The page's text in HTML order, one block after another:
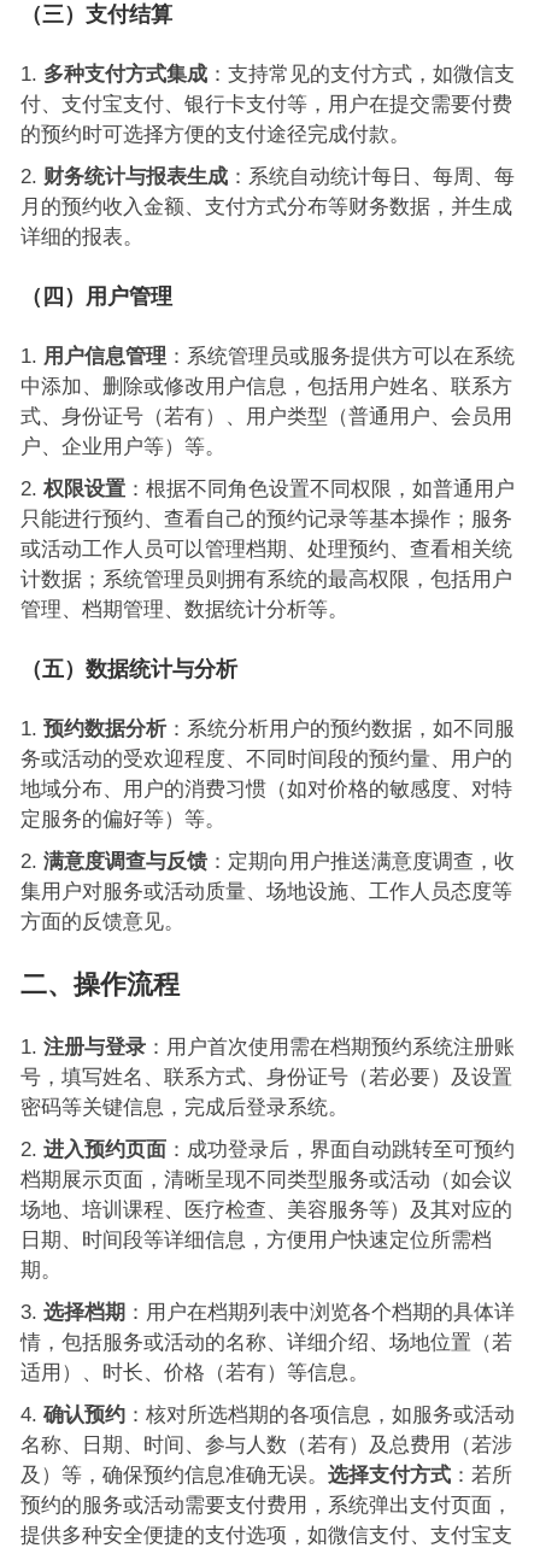
（三）支付结算
多种支付方式集成：支持常见的支付方式，如微信支
付、支付宝支付、银行卡支付等，用户在提交需要付费
的预约时可选择方便的支付途径完成付款。
财务统计与报表生成：系统自动统计每日、每周、每
月的预约收入金额、支付方式分布等财务数据，并生成
详细的报表。
（四）用户管理
用户信息管理 ：系统管理员或服务提供方可以在系统
中添加、删除或修改用户信息，包括用户姓名、联系方
式、身份证号（若有）、用户类型（普通用户、会员用
户、企业用户等）等。
权限设置：根据不同角色设置不同权限，如普通用户
只能进行预约、查看自己的预约记录等基本操作；服务
或活动工作人员可以管理档期、处理预约、查看相关统
计数据；系统管理员则拥有系统的最高权限，包括用户
管理、档期管理、数据统计分析等。
（五）数据统计与分析
预约数据分析：系统分析用户的预约数据，如不同服
务或活动的受欢迎程度、不同时间段的预约量、用户的
地域分布、用户的消费习惯（如对价格的敏感度、对特
定服务的偏好等）等。
满意度调查与反馈：定期向用户推送满意度调查，收
集用户对服务或活动质量、场地设施、工作人员态度等
方面的反馈意见。
二、操作流程
注册与登录：用户首次使用需在档期预约系统注册账
号，填写姓名、联系方式、身份证号（若必要）及设置
密码等关键信息，完成后登录系统。
进入预约页面 ：成功登录后，界面自动跳转至可预约
档期展示页面，清晰呈现不同类型服务或活动（如会议
场地、培训课程、医疗检查、美容服务等）及其对应的
日期、时间段等详细信息，方便用户快速定位所需档
期。
选择档期 ：用户在档期列表中浏览各个档期的具体详
情，包括服务或活动的名称、详细介绍、场地位置（若
适用）、时长、价格（若有）等信息。
确认预约：核对所选档期的各项信息，如服务或活动
名称、日期、时间、参与人数（若有）及总费用（若涉
及）等，确保预约信息准确无误。 选择支付方式：若所
预约的服务或活动需要支付费用，系统弹出支付页面，
提供多种安全便捷的支付选项，如微信支付、支付宝支